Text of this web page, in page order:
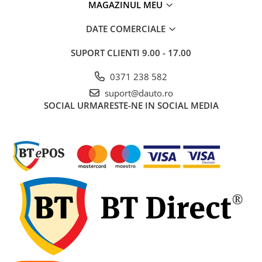
Electrice auto, camioane si remorci
Borne si Conectori Baterie Auto
Cabluri Multifilare Auto
Comutatoare si intrerupatoare
Conectori Cabluri si Izolatie Auto
Instalatii Electrice Proiectoare
Invertoare de tensiune
Prize bricheta & USB
Prize, stechere si mufe auto
Conectori instalatii electrice auto,
camion si remorca
Mufe si conectori auto etansi
Prize si conectori alimentare 2/3
MAGAZINUL MEU
DATE COMERCIALE
SUPORT CLIENTI 9.00 - 17.00
0371 238 582
suport@dauto.ro
SOCIAL URMARESTE-NE IN SOCIAL MEDIA